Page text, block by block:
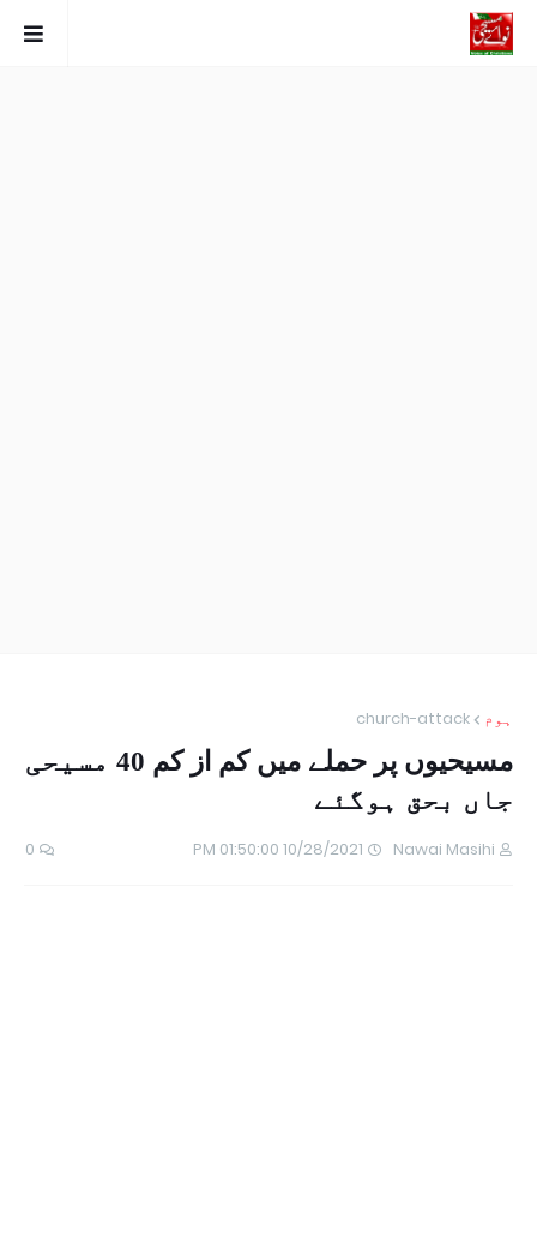
ہوم church-attack
مسیحیوں پر حملے میں کم از کم 40 مسیحی
جاں بحق ہوگئے
Nawai Masihi
10/28/2021 01:50:00 PM
0